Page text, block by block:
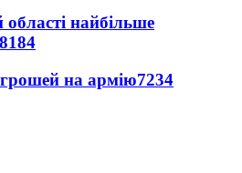
області найбільше
8184
грошей на армію7234